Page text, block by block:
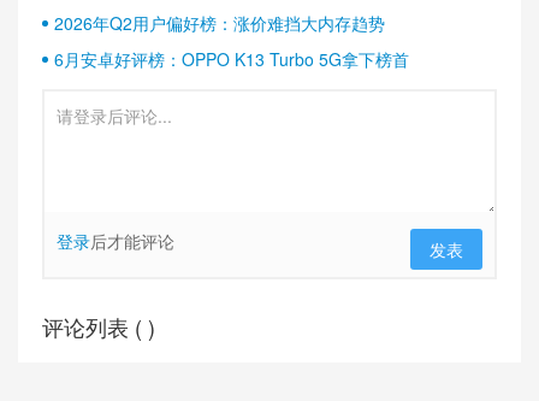
2026年Q2用户偏好榜：涨价难挡大内存趋势
6月安卓好评榜：OPPO K13 Turbo 5G拿下榜首
登录后才能评论 发表
评论列表 ( )